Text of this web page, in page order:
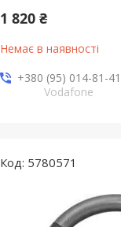
1 820 ₴
Немає в наявності
+380 (95) 014-81-41
Vodafone
5780571